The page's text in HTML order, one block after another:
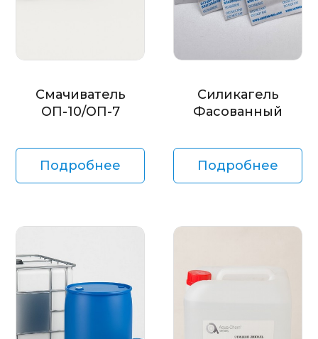
Смачиватель
ОП-10/ОП-7
Подробнее
Силикагель
Фасованный
Подробнее